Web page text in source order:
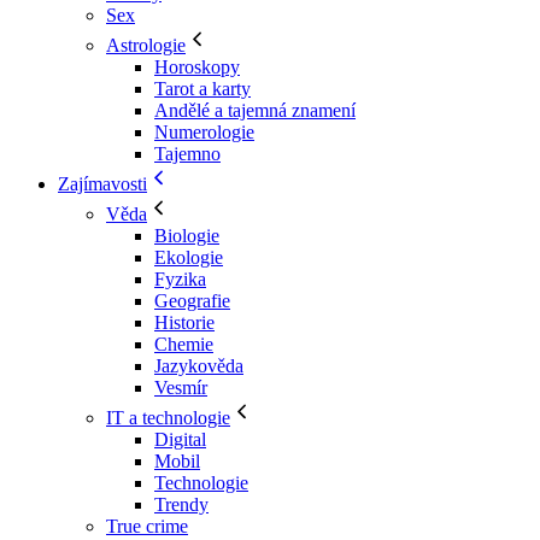
Sex
Astrologie
Horoskopy
Tarot a karty
Andělé a tajemná znamení
Numerologie
Tajemno
Zajímavosti
Věda
Biologie
Ekologie
Fyzika
Geografie
Historie
Chemie
Jazykověda
Vesmír
IT a technologie
Digital
Mobil
Technologie
Trendy
True crime